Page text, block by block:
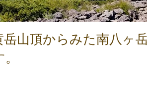
岳山頂からみた南八ヶ